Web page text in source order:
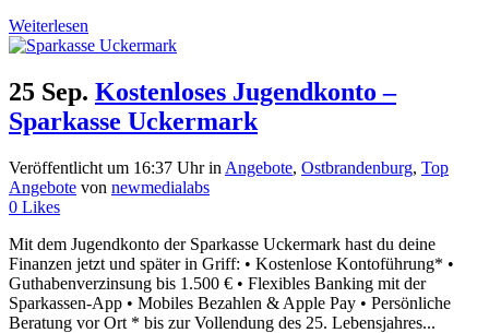
Weiterlesen
25 Sep. Kostenloses Jugendkonto –
Sparkasse Uckermark
Veröffentlicht um 16:37 Uhrin Angebote, Ostbrandenburg, Top
Angebote von newmedialabs
0 Likes
Mit dem Jugendkonto der Sparkasse Uckermark hast du deine
Finanzen jetzt und später in Griff: • Kostenlose Kontoführung* •
Guthabenverzinsung bis 1.500 € • Flexibles Banking mit der
Sparkassen-App • Mobiles Bezahlen & Apple Pay • Persönliche
Beratung vor Ort * bis zur Vollendung des 25. Lebensjahres...